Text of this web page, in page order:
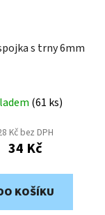
s trny 6mm
(61 ks)
Kč bez DPH
34 Kč
KOŠÍKU